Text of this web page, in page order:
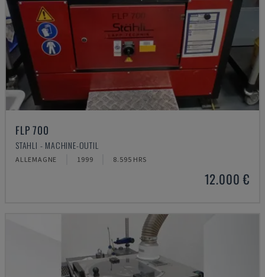
FLP 700
STAHLI - MACHINE-OUTIL
ALLEMAGNE 1999 8.595 HRS
12.000 €